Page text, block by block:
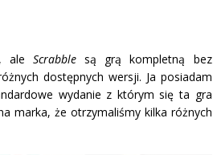
aleScrabble są grą kompletną bez
dostępnych wersji. Ja posiadam
wydanie z którym się ta gra
marka, że otrzymaliśmy kilka różnych